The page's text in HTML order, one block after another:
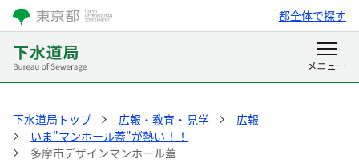
都全体で探す
下水道局トップ 広報・教育・見学
広報
いま"マンホール蓋"が熱い！！
多摩市デザインマンホール蓋